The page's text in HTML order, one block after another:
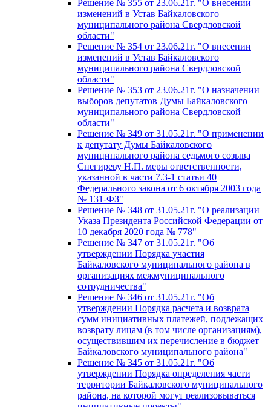
Решение № 355 от 23.06.21г. "О внесении
изменений в Устав Байкаловского
муниципального района Свердловской
области"
Решение № 354 от 23.06.21г. "О внесении
изменений в Устав Байкаловского
муниципального района Свердловской
области"
Решение № 353 от 23.06.21г. "О назначении
выборов депутатов Думы Байкаловского
муниципального района Свердловской
области"
Решение № 349 от 31.05.21г. "О применении
к депутату Думы Байкаловского
муниципального района седьмого созыва
Снегиреву Н.П. меры ответственности,
указанной в части 7.3-1 статьи 40
Федерального закона от 6 октября 2003 года
№ 131-ФЗ"
Решение № 348 от 31.05.21г. "О реализации
Указа Президента Российской Федерации от
10 декабря 2020 года № 778"
Решение № 347 от 31.05.21г. "Об
утверждении Порядка участия
Байкаловского муниципального района в
организациях межмуниципального
сотрудничества"
Решение № 346 от 31.05.21г. "Об
утверждении Порядка расчета и возврата
сумм инициативных платежей, подлежащих
возврату лицам (в том числе организациям),
осуществившим их перечисление в бюджет
Байкаловского муниципального района"
Решение № 345 от 31.05.21г. "Об
утверждении Порядка определения части
территории Байкаловского муниципального
района, на которой могут реализовываться